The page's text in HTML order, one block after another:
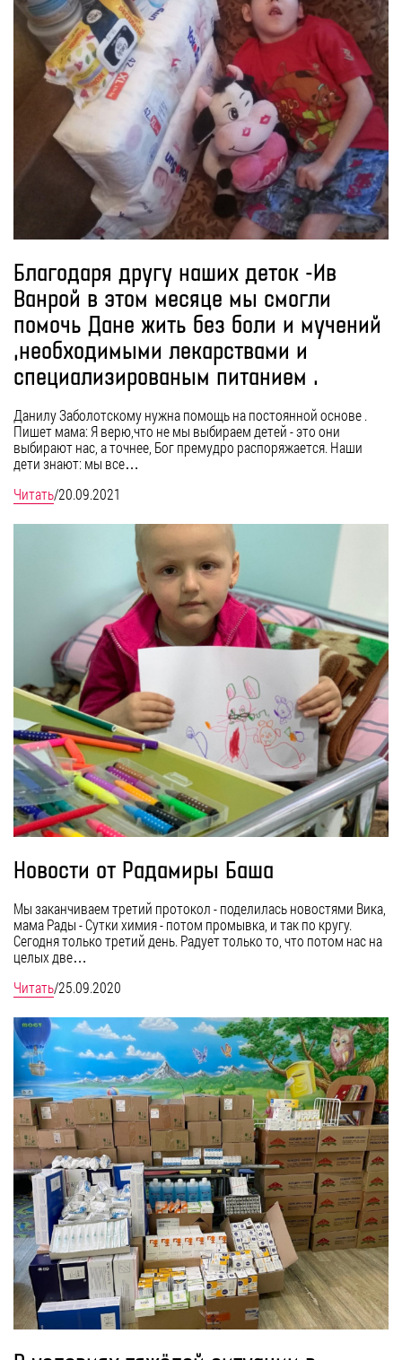
Благодаря другу наших деток -Ив
Ванрой в этом месяце мы смогли
помочь Дане жить без боли и мучений
,необходимыми лекарствами и
специализированым питанием .
Данилу Заболотскому нужна помощь на постоянной основе .
Пишет мама: Я верю,что не мы выбираем детей - это они
выбирают нас, а точнее, Бог премудро распоряжается. Наши
дети знают: мы все…
Читать/20.09.2021
Новости от Радамиры Баша
Мы заканчиваем третий протокол - поделилась новостями Вика,
мама Рады - Сутки химия - потом промывка, и так по кругу.
Сегодня только третий день. Радует только то, что потом нас на
целых две…
Читать/25.09.2020